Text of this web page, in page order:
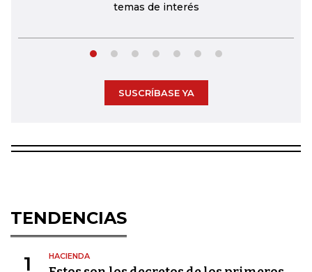
temas de interés
SUSCRÍBASE YA
TENDENCIAS
1 HACIENDA